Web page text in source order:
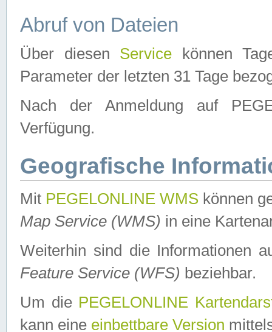
Abruf von Dateien
Über diesen Service können
Parameter der letzten 31 Tage
Nach der Anmeldung auf
Verfügung.
Geografische
Mit PEGELONLINE WMS können
Map Service (WMS) in eine
Weiterhin sind die Informationen
Feature Service (WFS) beziehbar.
Um die PEGELONLINE
kann eine einbettbare Version